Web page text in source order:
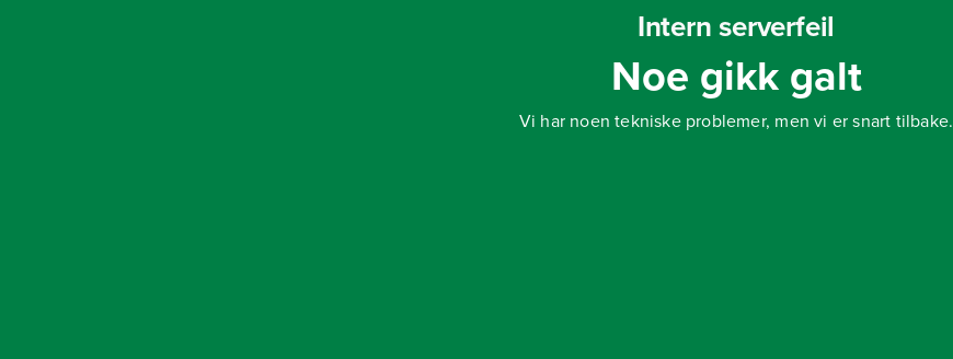
Intern serverfeil
Noe gikk galt
Vi har noen tekniske problemer, men vi er snart tilbake.